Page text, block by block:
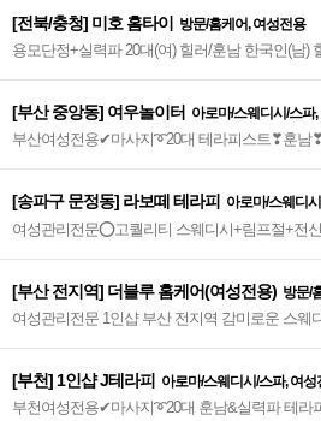
[전북/충청] 미호 홈타이
방문/홈케어, 여성전용
용모단정+실력파 20대(여) 힐러/훈남 한국인(남)
[부산 중앙동] 여우놀이터 아로마/스웨디시/스파
부산여성전용✔마사지➰20대 테라피스트❣훈남
[송파구 문정동] 라보떼 테라피 아로마/스웨디
여성관리전문⭕고퀄리티 스웨디시+림프절+전
[부산 전지역] 더블루 홈케어(여성전용) 방문/
여성관리전문 1인샵 부산 전지역 감미로운 스웨
[부천] 1인샵 J테라피 아로마/스웨디시/스파, 여성
부천여성전용✔마사지➰20대 훈남&실력파 테